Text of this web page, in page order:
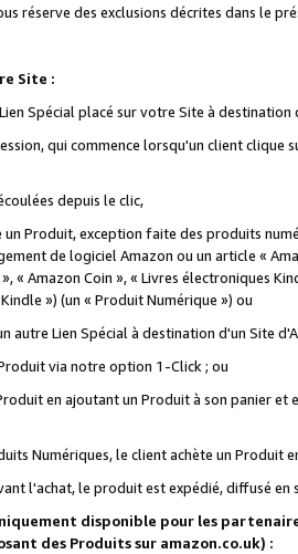
réserve des exclusions décrites dans le
Site :
Spécial placé sur votre Site à destination
qui commence lorsqu'un client
depuis le clic,
Produit, exception faite des produits
de logiciel Amazon ou un article «
« Amazon Coin », « Livres électroniques
») (un « Produit Numérique ») ou
autre Lien Spécial à destination d'un Site
via notre option 1-Click ; ou
en ajoutant un Produit à son panier et
Numériques, le client achète un Produit
l'achat, le produit est expédié, diffusé
disponible pour les
des Produits sur amazon.co.uk) :